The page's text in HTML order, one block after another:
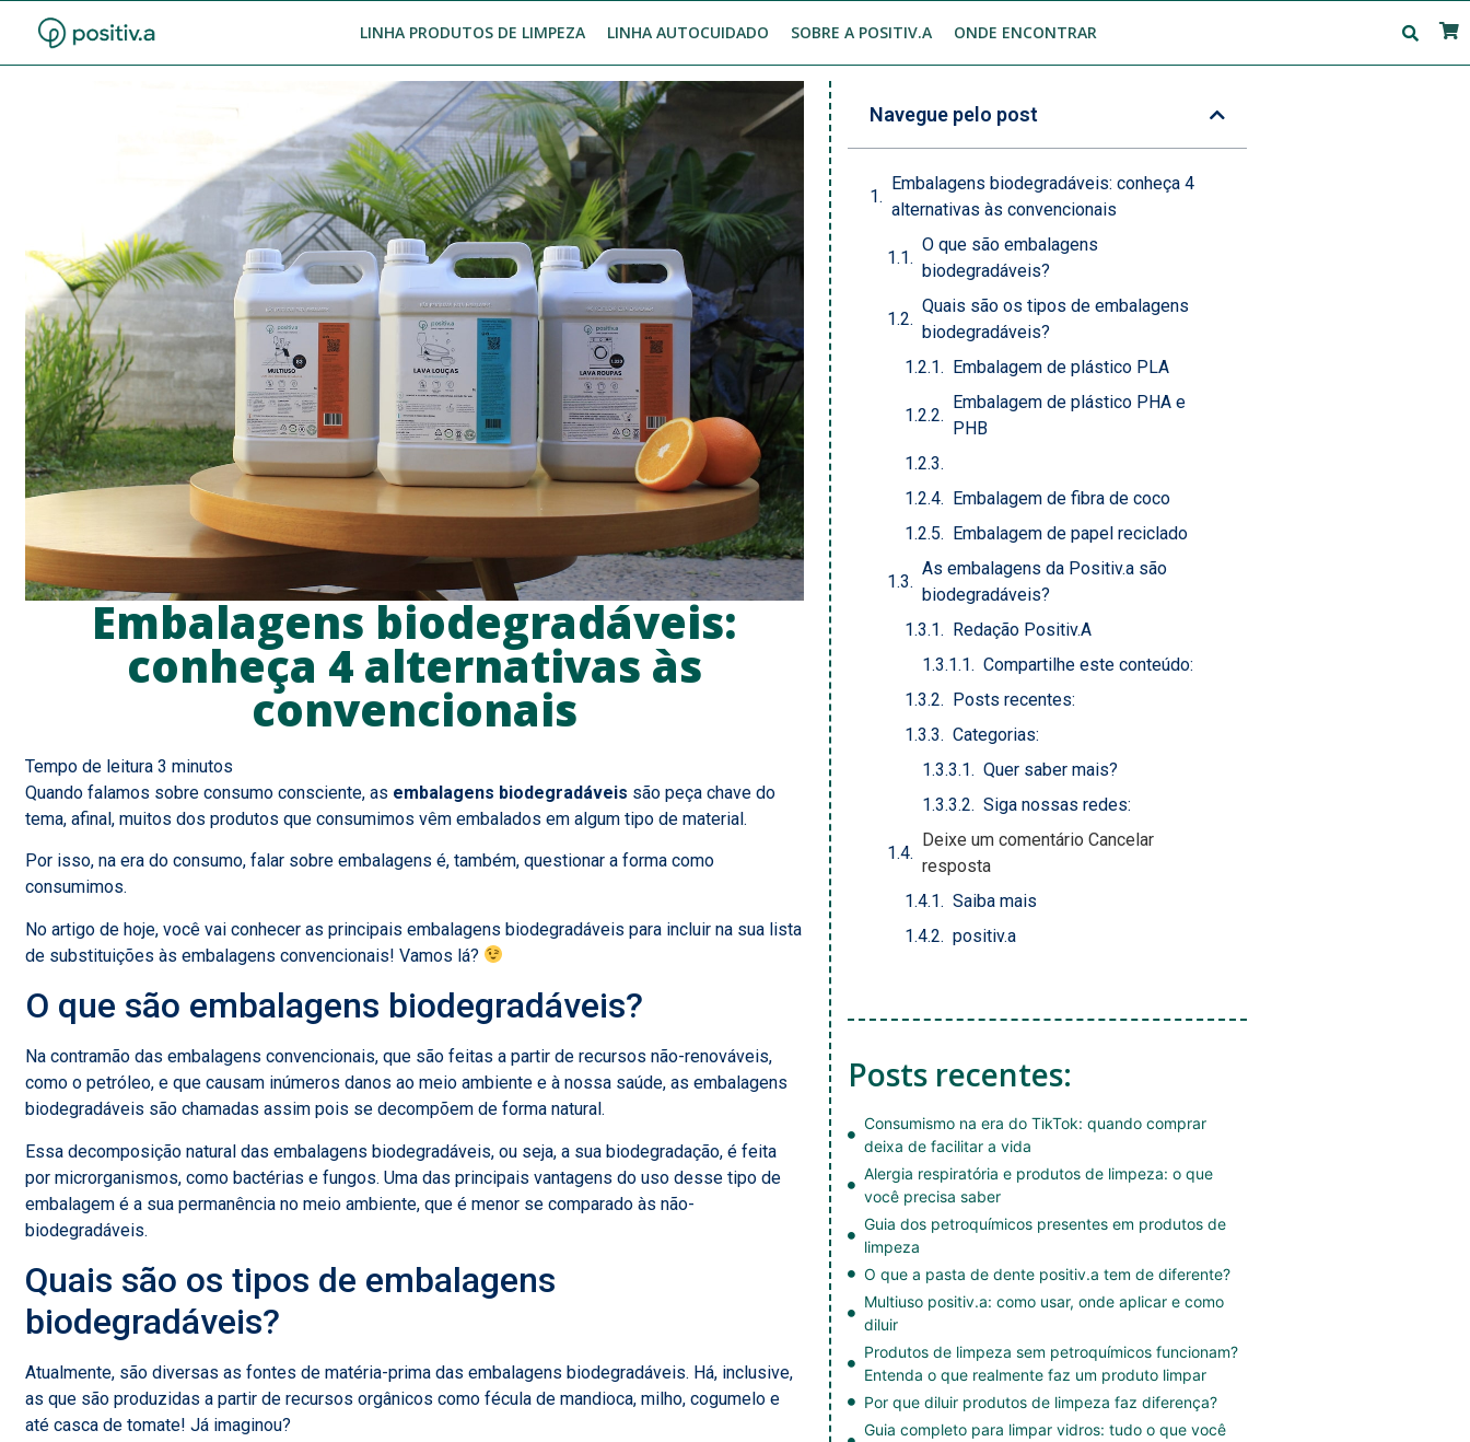
LINHA PRODUTOS DE LIMPEZA LINHA AUTOCUIDADO SOBRE A POSITIV.A ONDE ENCONTRAR
Embalagens biodegradáveis:
conheça 4 alternativas às
convencionais
Quando falamos sobre consumo consciente, as embalagens biodegradáveis são peça chave do
tema, afinal, muitos dos produtos que consumimos vêm embalados em algum tipo de material.
Por isso, na era do consumo, falar sobre embalagens é, também, questionar a forma como
consumimos.
No artigo de hoje, você vai conhecer as principais embalagens biodegradáveis para incluir na sua lista
de substituições às embalagens convencionais! Vamos lá?
O que são embalagens biodegradáveis?
Na contramão das embalagens convencionais, que são feitas a partir de recursos não-renováveis,
como o petróleo, e que causam inúmeros danos ao meio ambiente e à nossa saúde, as embalagens
biodegradáveis são chamadas assim pois se decompõem de forma natural.
Essa decomposição natural das embalagens biodegradáveis, ou seja, a sua biodegradação, é feita
por microrganismos, como bactérias e fungos. Uma das principais vantagens do uso desse tipo de
embalagem é a sua permanência no meio ambiente, que é menor se comparado às não-
biodegradáveis.
Quais são os tipos de embalagens
biodegradáveis?
Atualmente, são diversas as fontes de matéria-prima das embalagens biodegradáveis. Há, inclusive,
as que são produzidas a partir de recursos orgânicos como fécula de mandioca, milho, cogumelo e
até casca de tomate! Já imaginou?
Navegue pelo post
Embalagens biodegradáveis: conheça 4
alternativas às convencionais
O que são embalagens
biodegradáveis?
Quais são os tipos de embalagens
biodegradáveis?
Embalagem de plástico PLA
Embalagem de plástico PHA e
PHB
Embalagem de fibra de coco
Embalagem de papel reciclado
As embalagens da Positiv.a são
biodegradáveis?
Redação Positiv.A
Compartilhe este conteúdo:
Posts recentes:
Categorias:
Quer saber mais?
Siga nossas redes:
Deixe um comentário Cancelar
resposta
Saiba mais
positiv.a
Posts recentes:
Consumismo na era do TikTok: quando comprar
deixa de facilitar a vida
Alergia respiratória e produtos de limpeza: o que
você precisa saber
Guia dos petroquímicos presentes em produtos de
limpeza
O que a pasta de dente positiv.a tem de diferente?
Multiuso positiv.a: como usar, onde aplicar e como
diluir
Produtos de limpeza sem petroquímicos funcionam?
Entenda o que realmente faz um produto limpar
Por que diluir produtos de limpeza faz diferença?
Guia completo para limpar vidros: tudo o que você